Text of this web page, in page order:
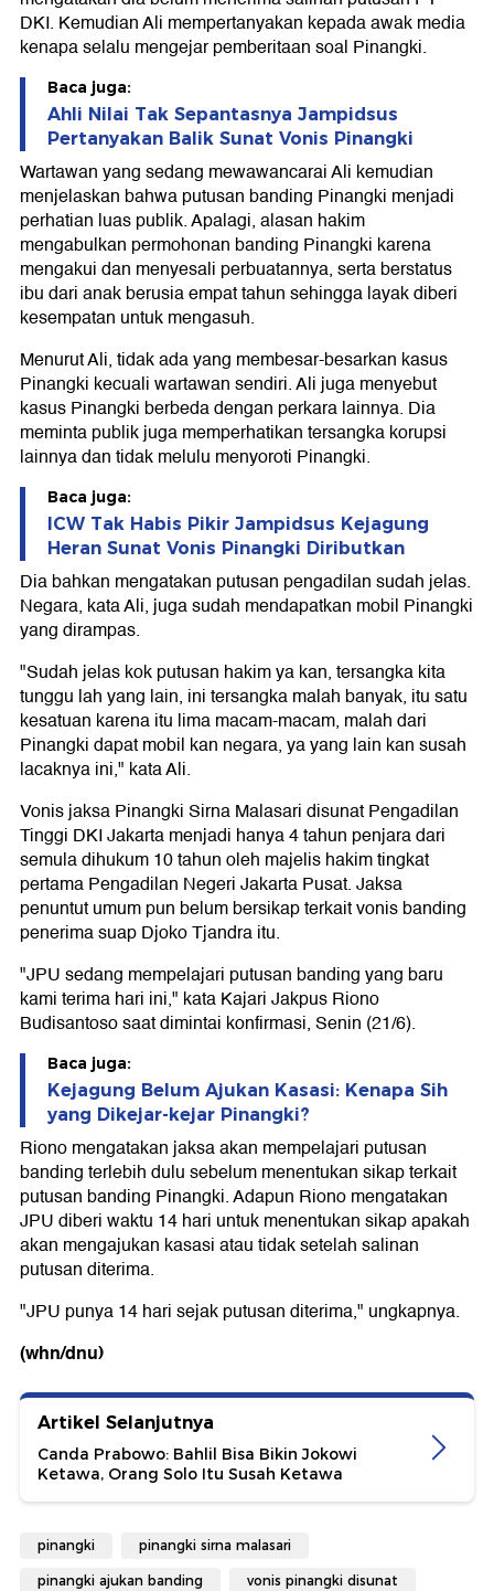
DKI. Kemudian Ali mempertanyakan kepada awak media
kenapa selalu mengejar pemberitaan soal Pinangki.
Baca juga:
Ahli Nilai Tak Sepantasnya Jampidsus
Pertanyakan Balik Sunat Vonis Pinangki
Wartawan yang sedang mewawancarai Ali kemudian
menjelaskan bahwa putusan banding Pinangki menjadi
perhatian luas publik. Apalagi, alasan hakim
mengabulkan permohonan banding Pinangki karena
mengakui dan menyesali perbuatannya, serta berstatus
ibu dari anak berusia empat tahun sehingga layak diberi
kesempatan untuk mengasuh.
Menurut Ali, tidak ada yang membesar-besarkan kasus
Pinangki kecuali wartawan sendiri. Ali juga menyebut
kasus Pinangki berbeda dengan perkara lainnya. Dia
meminta publik juga memperhatikan tersangka korupsi
lainnya dan tidak melulu menyoroti Pinangki.
Baca juga:
ICW Tak Habis Pikir Jampidsus Kejagung
Heran Sunat Vonis Pinangki Diributkan
Dia bahkan mengatakan putusan pengadilan sudah jelas.
Negara, kata Ali, juga sudah mendapatkan mobil Pinangki
yang dirampas.
"Sudah jelas kok putusan hakim ya kan, tersangka kita
tunggu lah yang lain, ini tersangka malah banyak, itu satu
kesatuan karena itu lima macam-macam, malah dari
Pinangki dapat mobil kan negara, ya yang lain kan susah
lacaknya ini," kata Ali.
Vonis jaksa Pinangki Sirna Malasari disunat Pengadilan
Tinggi DKI Jakarta menjadi hanya 4 tahun penjara dari
semula dihukum 10 tahun oleh majelis hakim tingkat
pertama Pengadilan Negeri Jakarta Pusat. Jaksa
penuntut umum pun belum bersikap terkait vonis banding
penerima suap Djoko Tjandra itu.
"JPU sedang mempelajari putusan banding yang baru
kami terima hari ini," kata Kajari Jakpus Riono
Budisantoso saat dimintai konfirmasi, Senin (21/6).
Baca juga:
Kejagung Belum Ajukan Kasasi: Kenapa Sih
yang Dikejar-kejar Pinangki?
Riono mengatakan jaksa akan mempelajari putusan
banding terlebih dulu sebelum menentukan sikap terkait
putusan banding Pinangki. Adapun Riono mengatakan
JPU diberi waktu 14 hari untuk menentukan sikap apakah
akan mengajukan kasasi atau tidak setelah salinan
putusan diterima.
"JPU punya 14 hari sejak putusan diterima," ungkapnya.
(whn/dnu)
Artikel Selanjutnya
Canda Prabowo: Bahlil Bisa Bikin Jokowi
Ketawa, Orang Solo Itu Susah Ketawa
pinangki pinangki sirna malasari
pinangki ajukan banding vonis pinangki disunat